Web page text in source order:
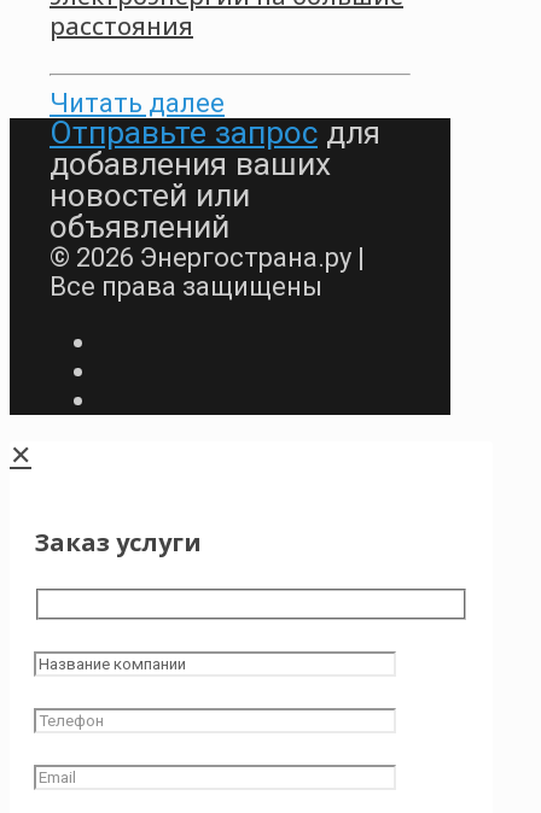
расстояния
Читать далее
Отправьте запрос для
добавления ваших
новостей или
объявлений
© 2026 Энергострана.ру |
Все права защищены
✕
Заказ услуги